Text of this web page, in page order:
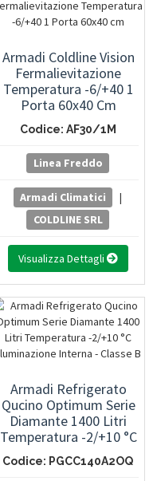
Armadi Coldline Vision
Fermalievitazione
Temperatura -6/+40 1
Porta 60x40 Cm
Codice: AF30/1M
Linea Freddo
Armadi Climatici
|
COLDLINE SRL
Visualizza Dettagli
Armadi Refrigerato
Qucino Optimum Serie
Diamante 1400 Litri
Temperatura -2/+10 °C
Illuminazione Interna -
Classe B
Codice: PGCC140A2OQ